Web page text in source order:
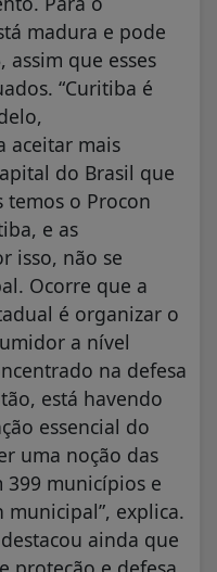
madura e pode
assim que esses
“Curitiba é
aceitar mais
do Brasil que
temos o Procon
e as
isso, não se
Ocorre que a
é organizar o
a nível
na defesa
está havendo
essencial do
uma noção das
399 municípios e
municipal”, explica.
ainda que